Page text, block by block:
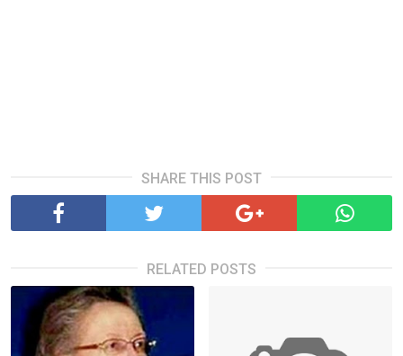
SHARE THIS POST
RELATED POSTS